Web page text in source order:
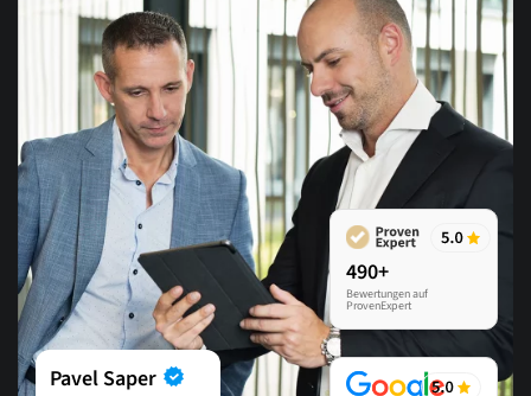
Pavel Saper
490+
Bewertungen auf
ProvenExpert